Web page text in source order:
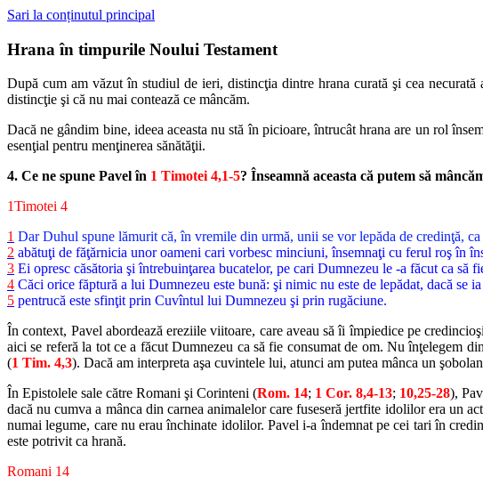
Sari la conținutul principal
Hrana în timpurile Noului Testament
După cum am văzut în studiul de ieri, distincţia dintre hrana curată şi cea
distincţie şi că nu mai contează ce mâncăm.
Dacă ne gândim bine, ideea aceasta nu stă în picioare, întrucât hrana are un rol
esenţial pentru menţinerea sănătăţii.
4. Ce ne spune Pavel în 1 Timotei 4,1-5? Înseamnă aceasta că putem să
1Timotei 4
1 Dar Duhul spune lămurit că, în vremile din urmă, unii se vor lepăda de credinţă,
2 abătuţi de făţărnicia unor oameni cari vorbesc minciuni, însemnaţi cu ferul roş în
3 Ei opresc căsătoria şi întrebuinţarea bucatelor, pe cari Dumnezeu le -a făcut ca să
4 Căci orice făptură a lui Dumnezeu este bună: şi nimic nu este de lepădat, dacă se
5 pentrucă este sfinţit prin Cuvîntul lui Dumnezeu şi prin rugăciune.
În context, Pavel abordează ereziile viitoare, care aveau să îi împiedice pe
aici se referă la tot ce a făcut Dumnezeu ca să fie consumat de om. Nu înţelegem
(1 Tim. 4,3). Dacă am interpreta aşa cuvintele lui, atunci am putea mânca un
În Epistolele sale către Romani şi Corinteni (Rom. 14; 1 Cor. 8,4-13; 10,25-28),
dacă nu cumva a mânca din carnea animalelor care fuseseră jertfite idolilor era un
numai legume, care nu erau închinate idolilor. Pavel i-a îndemnat pe cei tari în
este potrivit ca hrană.
Romani 14